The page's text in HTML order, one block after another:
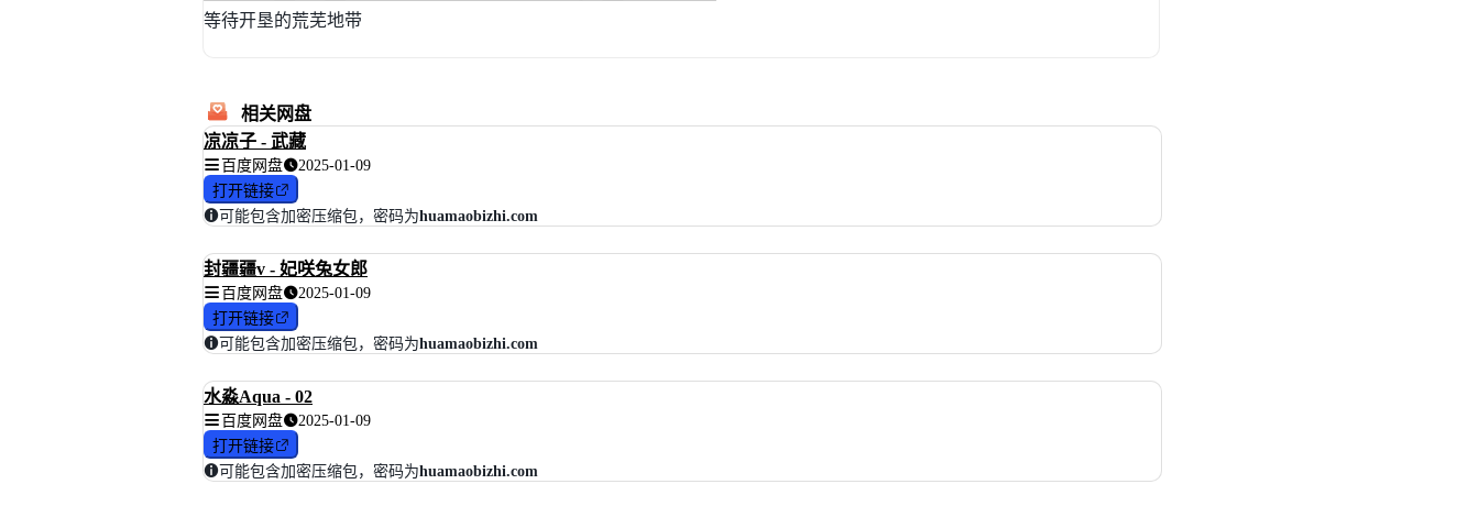
等待开垦的荒芜地带
相关网盘
凉凉子 - 武藏
百度网盘 2025-01-09
打开链接
可能包含加密压缩包，密码为huamaobizhi.com
封疆疆v - 妃咲兔女郎
百度网盘 2025-01-09
打开链接
可能包含加密压缩包，密码为huamaobizhi.com
水淼Aqua - 02
百度网盘 2025-01-09
打开链接
可能包含加密压缩包，密码为huamaobizhi.com